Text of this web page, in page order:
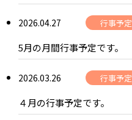
2026.04.27 行事予定
5月の月間行事予定です。
2026.03.26 行事予定
４月の行事予定です。